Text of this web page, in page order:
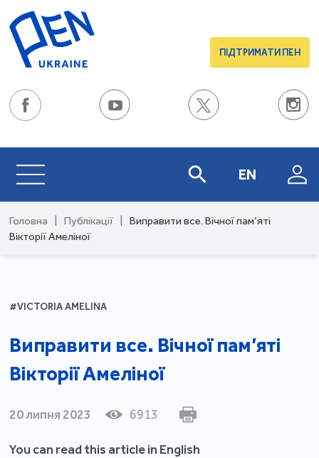
ПІДТРИМАТИ ПЕН
EN
Головна Публікації
Виправити все. Вічної пам’яті
Вікторії Амеліної
#VICTORIA AMELINA
Виправити все. Вічної пам’яті
Вікторії Амеліної
20 липня 2023 6913
You can read this article in English